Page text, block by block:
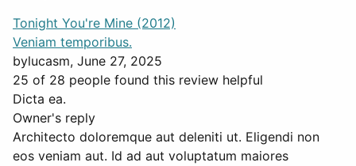
Tonight You're Mine (2012)
Veniam temporibus.
bylucasm, June 27, 2025
25 of 28 people found this review helpful
Dicta ea.
Owner's reply
Architecto doloremque aut deleniti ut. Eligendi non
eos veniam aut. Id ad aut voluptatum maiores